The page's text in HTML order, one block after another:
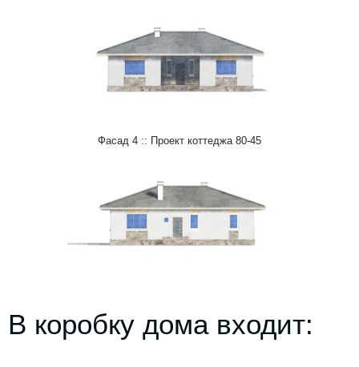
Фасад 4 :: Проект коттеджа 80-45
В коробку дома входит: